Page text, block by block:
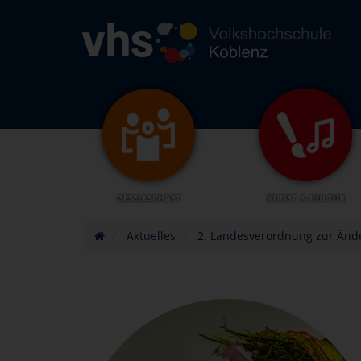
GESELLSCHAFT KUNST & KULTUR
Aktuelles 2. Landesverordnung zur